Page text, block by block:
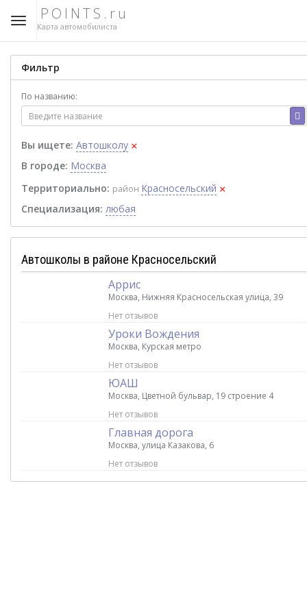
POINTS.ru
Карта автомобилиста
Фильтр
По названию:
Вы ищете: Автошколу ×
В городе: Москва
Территориально: район Красносельский ×
Специализация: любая
Автошколы в районе Красносельский
Аррис
Москва, Нижняя Красносельская улица, 39
Нет отзывов
Уроки Вождения
Москва, Курская метро
Нет отзывов
ЮАШ
Москва, Цветной бульвар, 19 строение 4
Нет отзывов
Главная дорога
Москва, улица Казакова, 6
Нет отзывов